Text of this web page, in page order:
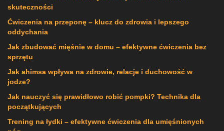
skuteczności
Ćwiczenia na przeponę – klucz do zdrowia i lepszego
oddychania
Jak zbudować mięśnie w domu – efektywne ćwiczenia bez
sprzętu
Jak ahimsa wpływa na zdrowie, relacje i duchowość w
jodze?
Jak nauczyć się prawidłowo robić pompki? Technika dla
początkujących
Trening na łydki – efektywne ćwiczenia dla umięśnionych